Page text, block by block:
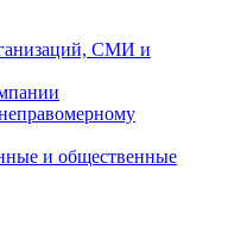
СМИ и
и общественные